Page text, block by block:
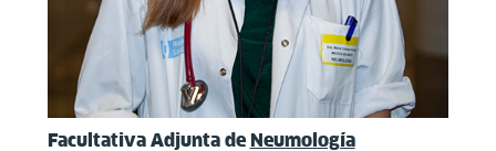
Facultativa Adjunta de Neumología